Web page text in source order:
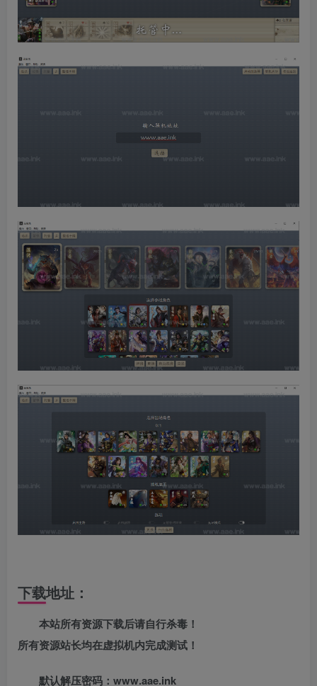
下载地址：
本站所有资源下载后请自行杀毒！
所有资源站长均在虚拟机内完成测试！
默认解压密码：www.aae.ink